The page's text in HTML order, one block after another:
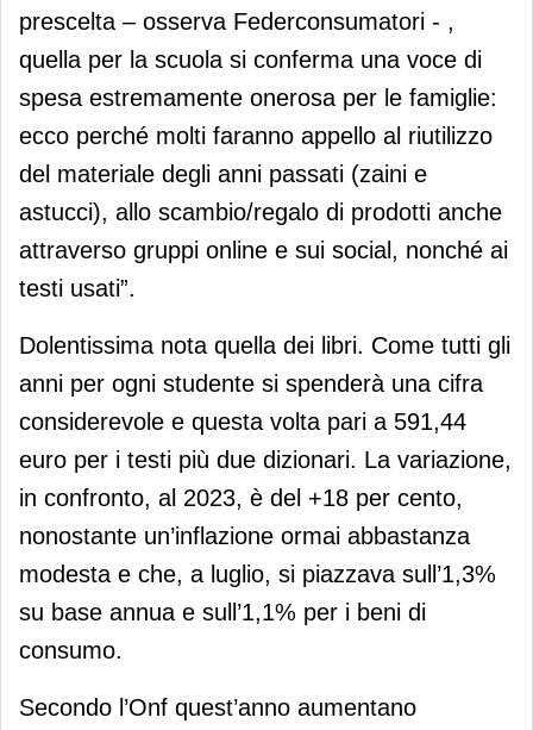
prescelta – osserva Federconsumatori - ,
quella per la scuola si conferma una voce di
spesa estremamente onerosa per le famiglie:
ecco perché molti faranno appello al riutilizzo
del materiale degli anni passati (zaini e
astucci), allo scambio/regalo di prodotti anche
attraverso gruppi online e sui social, nonché ai
testi usati”.
Dolentissima nota quella dei libri. Come tutti gli
anni per ogni studente si spenderà una cifra
considerevole e questa volta pari a 591,44
euro per i testi più due dizionari. La variazione,
in confronto, al 2023, è del +18 per cento,
nonostante un’inflazione ormai abbastanza
modesta e che, a luglio, si piazzava sull’1,3%
su base annua e sull’1,1% per i beni di
consumo.
Secondo l’Onf quest’anno aumentano